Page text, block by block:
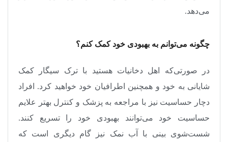
می‌دهد.
چگونه می‌توانم به بهبودی خود کمک کنم؟
در صورتی‌که اهل دخانیات هستید با ترک سیگار کمک
شایانی به خود و همچنین اطرافیان خود خواهید کرد. افراد
دچار حساسیت نیز با مراجعه به پزشک و کنترل بهتر علایم
حساسیت خود می‌توانند بهبودی خود را تسریع کنند.
شست‌شوی بینی با آب نمک نیز گام دیگری است که